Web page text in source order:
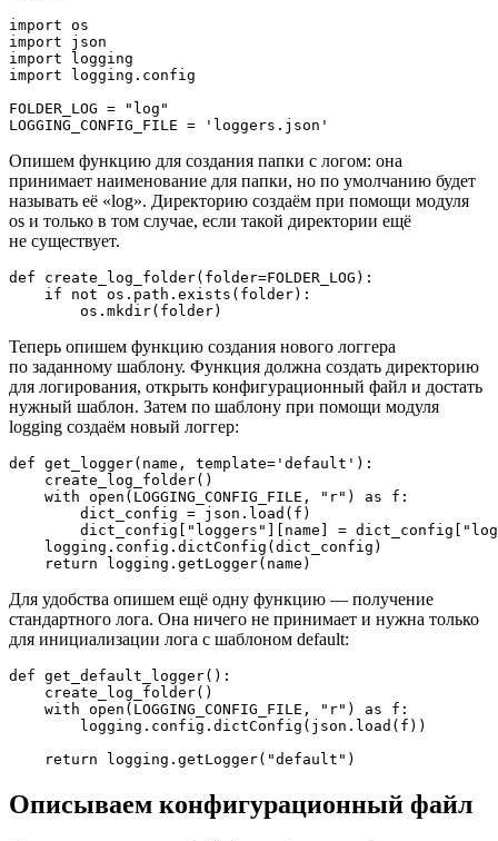
import os
import json
import logging
import logging.config
FOLDER_LOG = "log"
LOGGING_CONFIG_FILE = 'loggers.json'
Опишем функцию для создания папки с логом: она
принимает наименование для папки, но по умолчанию будет
называть её «log». Директорию создаём при помощи модуля
os и только в том случае, если такой директории ещё
не существует.
def create_log_folder(folder=FOLDER_LOG):
    if not os.path.exists(folder):
        os.mkdir(folder)
Теперь опишем функцию создания нового логгера
по заданному шаблону. Функция должна создать директорию
для логирования, открыть конфигурационный файл и достать
нужный шаблон. Затем по шаблону при помощи модуля
logging создаём новый логгер:
def get_logger(name, template='default'):
    create_log_folder()
    with open(LOGGING_CONFIG_FILE, "r") as f:
        dict_config = json.load(f)
dict_config["loggers"][name] =
    logging.config.dictConfig(dict_config)
    return logging.getLogger(name)
Для удобства опишем ещё одну функцию — получение
стандартного лога. Она ничего не принимает и нужна только
для инициализации лога с шаблоном default:
def get_default_logger():
    create_log_folder()
    with open(LOGGING_CONFIG_FILE, "r") as f:
        logging.config.dictConfig(json.load(f))
    return logging.getLogger("default")
Описываем конфигурационный файл